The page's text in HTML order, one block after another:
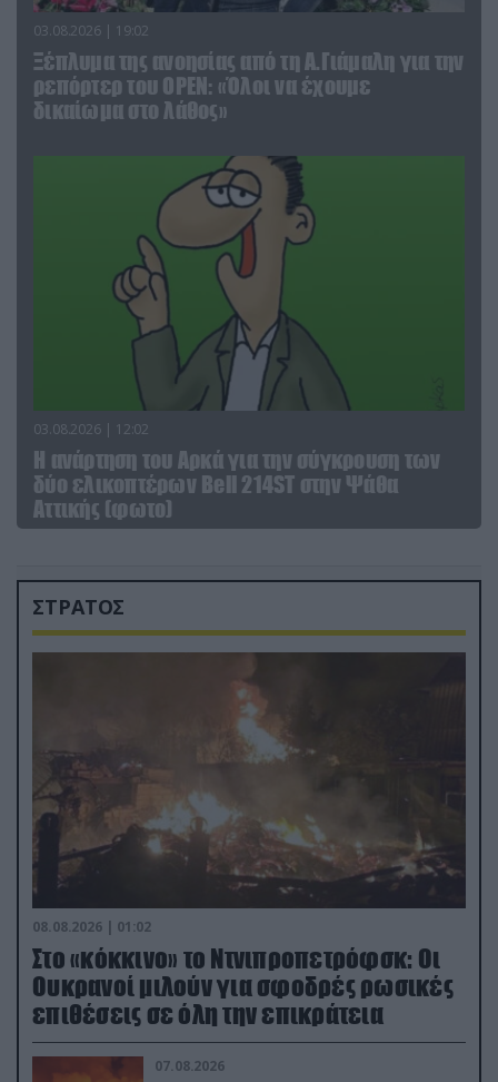
03.08.2026 | 19:02
Ξέπλυμα της ανοησίας από τη Α.Γιάμαλη για την
ρεπόρτερ του ΟΡΕΝ: «Όλοι να έχουμε
δικαίωμα στο λάθος»
03.08.2026 | 12:02
Η ανάρτηση του Αρκά για την σύγκρουση των
δύο ελικοπτέρων Bell 214ST στην Ψάθα
Αττικής (φωτο)
ΣΤΡΑΤΟΣ
08.08.2026 | 01:02
Στο «κόκκινο» το Ντνιπροπετρόφσκ: Οι
Ουκρανοί μιλούν για σφοδρές ρωσικές
επιθέσεις σε όλη την επικράτεια
07.08.2026